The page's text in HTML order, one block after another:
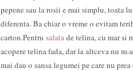
pepene sau la rosii e mai simplu, toata
diferenta. Ba chiar o vreme o evitam
carton.Pentru salatade telina, cu mar si
acopere telina fada, dar la altceva nu
mai dau o sansa legumei pe care nu